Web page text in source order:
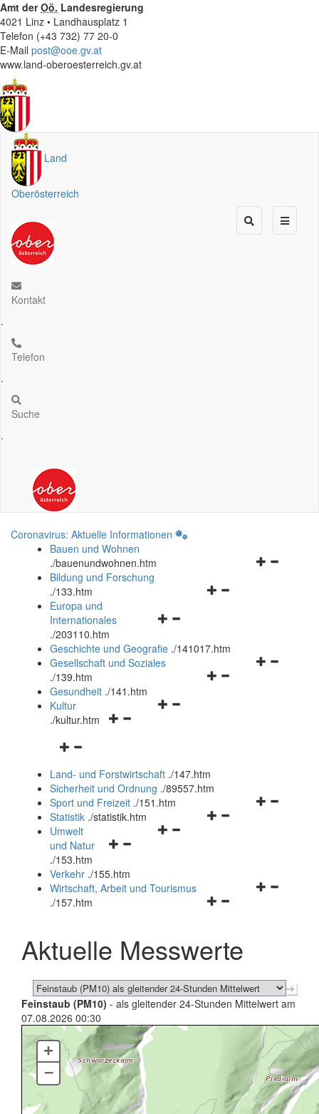
Amt derOö. Landesregierung
4021 Linz • Landhausplatz 1
Telefon (+43 732) 77 20-0
E-Mail post@ooe.gv.at
www.land-oberoesterreich.gv.at
Land
Oberösterreich
Kontakt
.
Telefon
.
Suche
.
Coronavirus: Aktuelle Informationen
Bauen und Wohnen
./bauenundwohnen.htm
Navigationsmenü
Bildung und Forschung
./133.htm
Navigationsmenü
und
schließen
Europa und
Internationales
./203110.htm
Geschichte und Geografie ./141017.htm
Navigationsmenü
Gesellschaft und Soziales
./139.htm
Navigationsmenü
Gesundheit ./141.htm
Navigationsmenü
Kultur
./kultur.htm
Navigationsmenü
und
schließen
Land- und Forstwirtschaft ./147.htm
Sicherheit und Ordnung ./89557.htm
Navigationsmenü
Sport und Freizeit ./151.htm
Navigationsmenü
Statistik ./statistik.htm
Navigationsmenü
und
schließen
Umwelt
und Natur
./153.htm
Verkehr ./155.htm
Navigationsmenü
schließen
Wirtschaft, Arbeit und Tourismus
./157.htm
Aktuelle Messwerte
Feinstaub (PM10) - als gleitender 24-Stunden Mittelwert am
07.08.2026 00:30
+
–